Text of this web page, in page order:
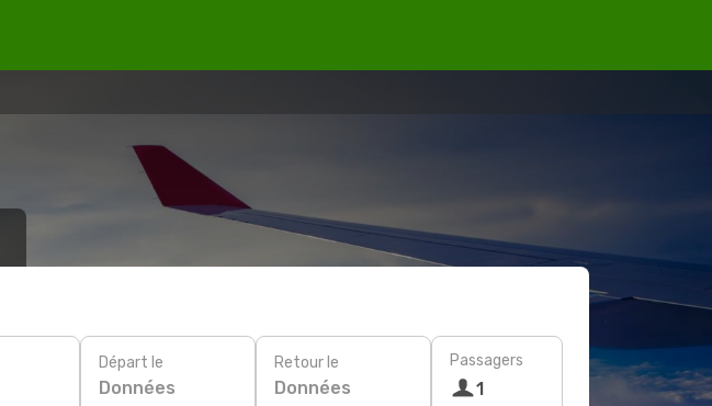
Départ le
Données
Retour le
Données
Passagers
1